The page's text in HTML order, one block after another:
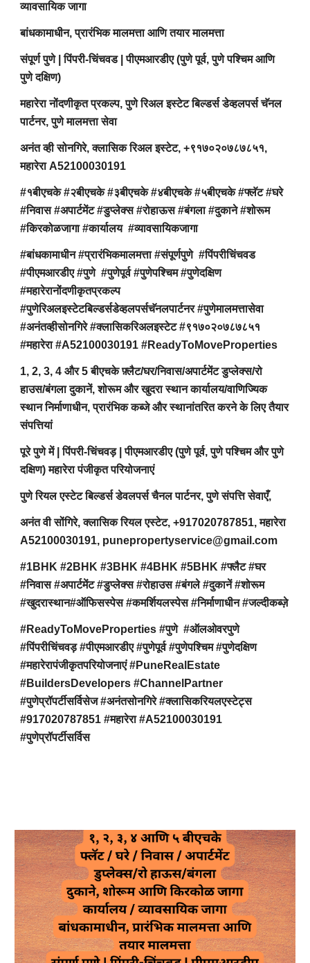
व्यावसायिक जागा
बांधकामाधीन, प्रारंभिक मालमत्ता आणि तयार मालमत्ता
संपूर्ण पुणे | पिंपरी-चिंचवड | पीएमआरडीए (पुणे पूर्व, पुणे पश्चिम आणि
पुणे दक्षिण)
महारेरा नोंदणीकृत प्रकल्प, पुणे रिअल इस्टेट बिल्डर्स डेव्हलपर्स चॅनल
पार्टनर, पुणे मालमत्ता सेवा
अनंत व्ही सोनगिरे, क्लासिक रिअल इस्टेट, +९१७०२०७८७८५१,
महारेरा A52100030191
#१बीएचके #२बीएचके #३बीएचके #४बीएचके #५बीएचके #फ्लॅट #घरे
#निवास #अपार्टमेंट #डुप्लेक्स #रोहाऊस #बंगला #दुकाने #शोरूम
#किरकोळजागा #कार्यालय #व्यावसायिकजागा
#बांधकामाधीन #प्रारंभिकमालमत्ता #संपूर्णपुणे #पिंपरीचिंचवड
#पीएमआरडीए #पुणे #पुणेपूर्व #पुणेपश्चिम #पुणेदक्षिण
#महारेरानोंदणीकृतप्रकल्प
#पुणेरिअलइस्टेटबिल्डर्सडेव्हलपर्सचॅनलपार्टनर #पुणेमालमत्तासेवा
#अनंतव्हीसोनगिरे #क्लासिकरिअलइस्टेट #९१७०२०७८७८५१
#महारेरा #A52100030191 #ReadyToMoveProperties
1, 2, 3, 4 और 5 बीएचके फ़्लैट/घर/निवास/अपार्टमेंट डुप्लेक्स/रो
हाउस/बंगला दुकानें, शोरूम और खुदरा स्थान कार्यालय/वाणिज्यिक
स्थान निर्माणाधीन, प्रारंभिक कब्जे और स्थानांतरित करने के लिए तैयार
संपत्तियां
पूरे पुणे में | पिंपरी-चिंचवड़ | पीएमआरडीए (पुणे पूर्व, पुणे पश्चिम और पुणे
दक्षिण) महारेरा पंजीकृत परियोजनाएं
पुणे रियल एस्टेट बिल्डर्स डेवलपर्स चैनल पार्टनर, पुणे संपत्ति सेवाएँ,
अनंत वी सोंगिरे, क्लासिक रियल एस्टेट, +917020787851, महारेरा
A52100030191, punepropertyservice@gmail.com
#1BHK #2BHK #3BHK #4BHK #5BHK #फ्लैट #घर
#निवास #अपार्टमेंट #डुप्लेक्स #रोहाउस #बंगले #दुकानें #शोरूम
#खुदरास्थान#ऑफिसस्पेस #कमर्शियलस्पेस #निर्माणाधीन #जल्दीकब्ज़े
#ReadyToMoveProperties #पुणे #ऑलओवरपुणे
#पिंपरीचिंचवड़ #पीएमआरडीए #पुणेपूर्व #पुणेपश्चिम #पुणेदक्षिण
#महारेरापंजीकृतपरियोजनाएं #PuneRealEstate
#BuildersDevelopers #ChannelPartner
#पुणेप्रॉपर्टीसर्विसेज #अनंतसोनगिरे #क्लासिकरियलएस्टेट्स
#917020787851 #महारेरा #A52100030191
#पुणेप्रॉपर्टीसर्विस